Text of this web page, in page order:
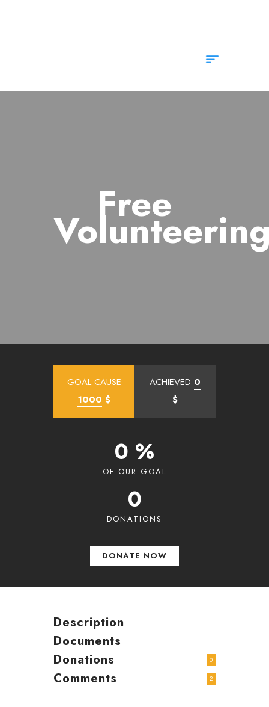
Free
GOAL CAUSE
1000 $
ACHIEVED 0
$
0 %
OF OUR GOAL
0
DONATIONS
DONATE NOW
Description
Documents
Donations
0
Comments 2